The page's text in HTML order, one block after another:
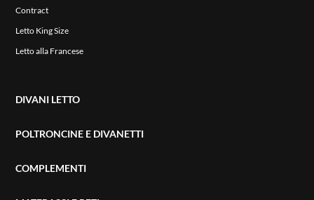
Contract
Letto King Size
Letto alla Francese
DIVANI LETTO
POLTRONCINE E DIVANETTI
COMPLEMENTI